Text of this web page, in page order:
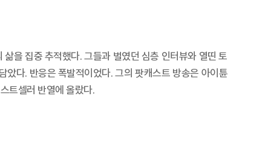
을 집중 추적했다. 그들과 벌였던 심층 인터뷰와 열띤 토
다. 반응은 폭발적이었다. 그의 팟캐스트 방송은 아이튠
트셀러 반열에 올랐다.